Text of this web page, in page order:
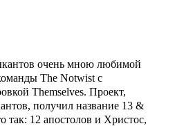
очень мною любимой
The Notwist с
Themselves. Проект,
получил название 13 &
так: 12 апостолов и Христос,